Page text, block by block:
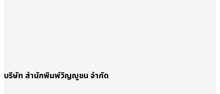
บริษัท สำนักพิมพ์วิญญูชน จำกัด